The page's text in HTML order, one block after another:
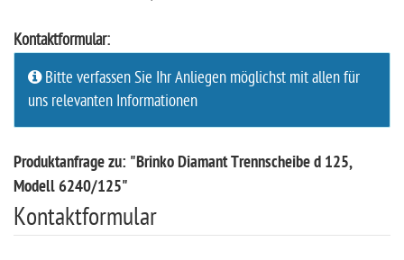
Kontaktformular:
Bitte verfassen Sie Ihr Anliegen möglichst mit allen für
uns relevanten Informationen
Produktanfrage zu: "Brinko Diamant Trennscheibe d 125,
Modell 6240/125"
Kontaktformular